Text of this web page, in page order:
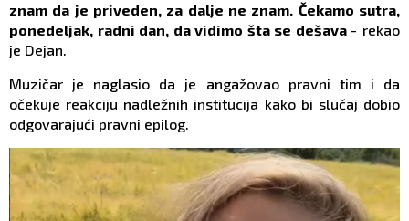
znam da je priveden, za dalje ne znam. Čekamo sutra,
ponedeljak, radni dan, da vidimo šta se dešava - rekao
je Dejan.
Muzičar je naglasio da je angažovao pravni tim i da
očekuje reakciju nadležnih institucija kako bi slučaj dobio
odgovarajući pravni epilog.